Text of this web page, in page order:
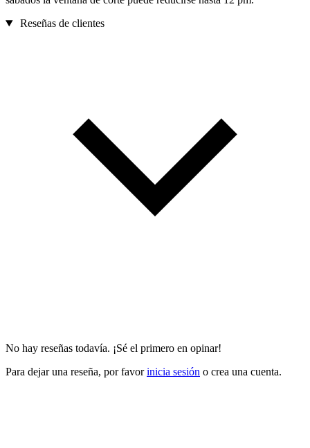
Reseñas de clientes
No hay reseñas todavía. ¡Sé el primero en opinar!
Para dejar una reseña, por favorinicia sesión o crea una cuenta.